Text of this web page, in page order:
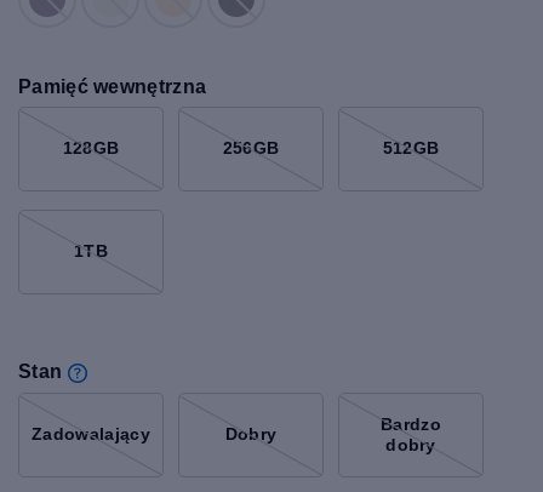
Pamięć wewnętrzna
128GB 256GB 512GB
1TB
Stan
Zadowalający Dobry
Bardzo
dobry